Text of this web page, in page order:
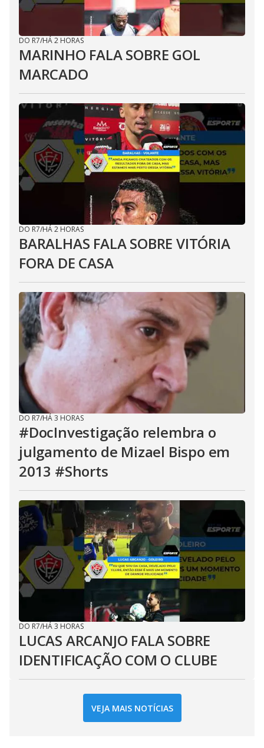
DO R7/HÁ 2 HORAS
MARINHO FALA SOBRE GOL
MARCADO
DO R7/HÁ 2 HORAS
BARALHAS FALA SOBRE VITÓRIA
FORA DE CASA
DO R7/HÁ 3 HORAS
#DocInvestigação relembra o
julgamento de Mizael Bispo em
2013 #Shorts
DO R7/HÁ 3 HORAS
LUCAS ARCANJO FALA SOBRE
IDENTIFICAÇÃO COM O CLUBE
VEJA MAIS NOTÍCIAS